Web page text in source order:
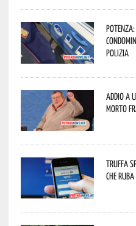
Polizia
Addio a
morto
Truffa
che